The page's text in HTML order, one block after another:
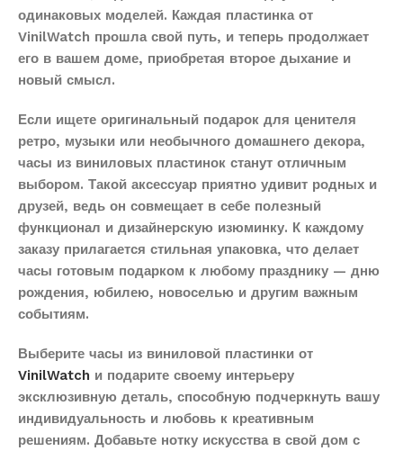
одинаковых моделей. Каждая пластинка от
VinilWatch прошла свой путь, и теперь продолжает
его в вашем доме, приобретая второе дыхание и
новый смысл.
Если ищете оригинальный подарок для ценителя
ретро, музыки или необычного домашнего декора,
часы из виниловых пластинок станут отличным
выбором. Такой аксессуар приятно удивит родных и
друзей, ведь он совмещает в себе полезный
функционал и дизайнерскую изюминку. К каждому
заказу прилагается стильная упаковка, что делает
часы готовым подарком к любому празднику — дню
рождения, юбилею, новоселью и другим важным
событиям.
Выберите часы из виниловой пластинки от
VinilWatch и подарите своему интерьеру
эксклюзивную деталь, способную подчеркнуть вашу
индивидуальность и любовь к креативным
решениям. Добавьте нотку искусства в свой дом с